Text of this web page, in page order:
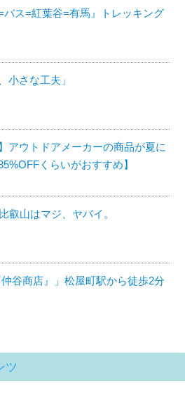
バス=紅葉谷=有馬』トレッキング
小さな工夫」
アウトドアメーカーの商品が夏に
くらいがおすすめ】
叡山はマジ、ヤバイ。
谷商店』」松屋町駅から徒歩2分
ツ